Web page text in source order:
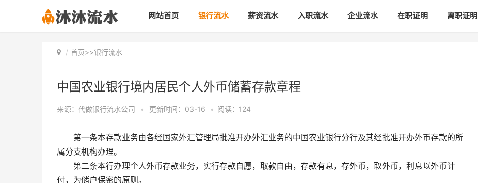
网站首页 银行流水 薪资流水 入职流水 企业流水 在职证明 离职证明
首页>>银行流水
中国农业银行境内居民个人外币储蓄存款章程
来源：代做银行流水公司 • 更新时间：03-16 • 阅读：124
第一条本存款业务由各经国家外汇管理局批准开办外汇业务的中国农业银行分行及其经批准开办外币存款的所
属分支机构办理。
第二条本行办理个人外币存款业务，实行存款自愿，取款自由，存款有息，存外币，取外币，利息以外币计
付，为储户保密的原则。